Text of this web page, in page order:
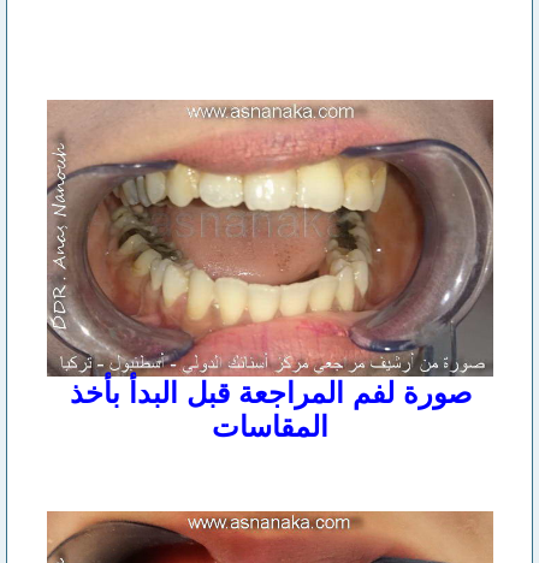
صورة لفم المراجعة قبل البدأ بأخذ
المقاسات